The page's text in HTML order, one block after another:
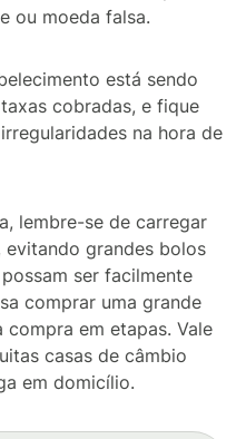
ou moeda falsa.
está sendo
cobradas, e fique
na hora de
lembre-se de carregar
grandes bolos
ser facilmente
comprar uma grande
em etapas. Vale
casas de câmbio
em domicílio.